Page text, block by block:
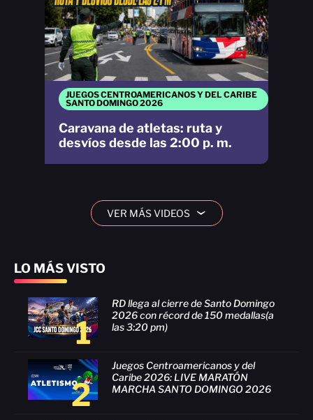
LO MÁS VISTO
1
RD llega al cierre de Santo Domingo
2026 con récord de 150 medallas(a
las 3:20 pm)
2
Juegos Centroamericanos y del
Caribe 2026: LIVE MARATÓN
MARCHA SANTO DOMINGO 2026
JUEGOS CENTROAMERICANOS Y DEL CARIBE
SANTO DOMINGO 2026
Caravana de atletas: ruta y
desvíos desde las 2:00 p. m.
VER MÁS VIDEOS ›